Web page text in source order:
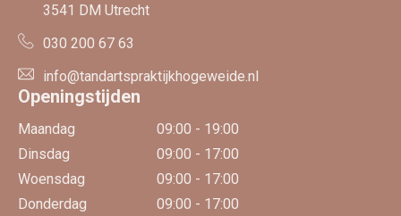
3541 DM Utrecht
030 200 67 63
info@tandartspraktijkhogeweide.nl
Openingstijden
Maandag
Dinsdag
Woensdag
Donderdag
09:00 - 19:00
09:00 - 17:00
09:00 - 17:00
09:00 - 17:00